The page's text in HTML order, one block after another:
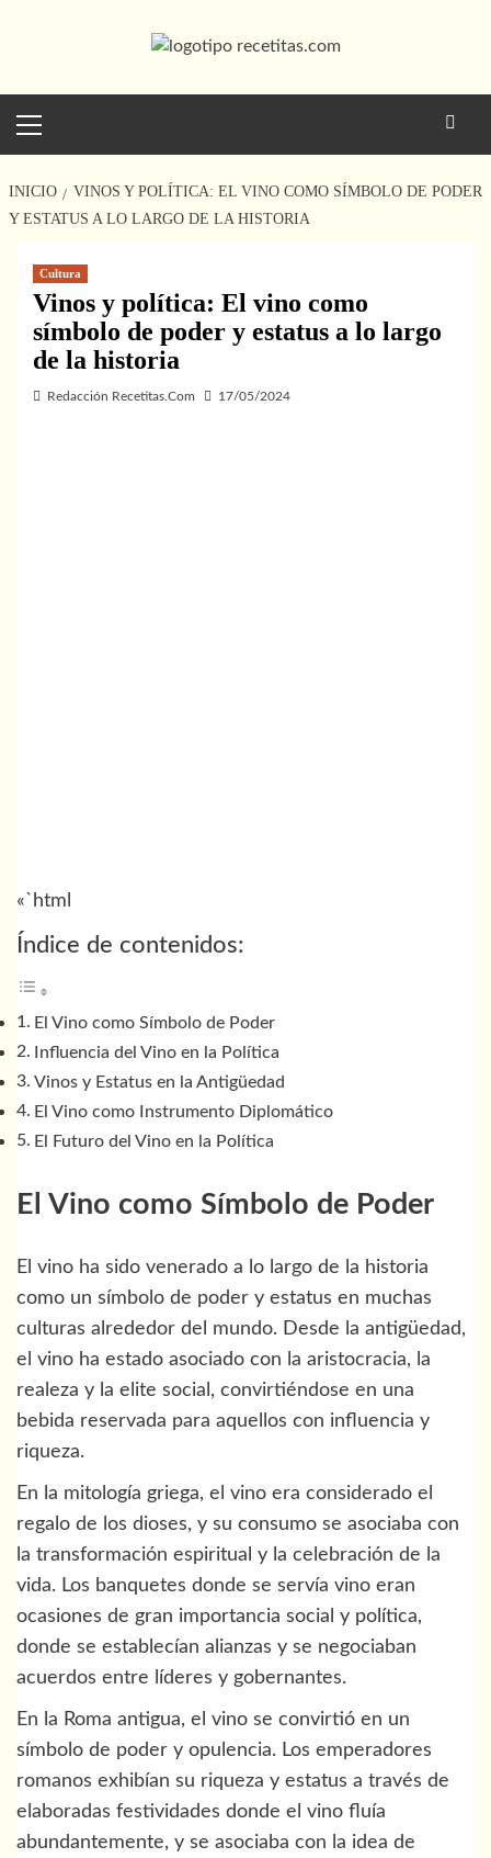
principal
INICIO
VINOS Y POLÍTICA: EL VINO COMO SÍMBOLO DE PODER
Y ESTATUS A LO LARGO DE LA HISTORIA
Cultura
Vinos y política: El vino como
símbolo de poder y estatus a lo largo
de la historia
Redacción Recetitas.Com 17/05/2024
«`html
Índice de contenidos:
El Vino como Símbolo de Poder
Influencia del Vino en la Política
Vinos y Estatus en la Antigüedad
El Vino como Instrumento Diplomático
El Futuro del Vino en la Política
El Vino como Símbolo de Poder
El vino ha sido venerado a lo largo de la historia
como un símbolo de poder y estatus en muchas
culturas alrededor del mundo. Desde la antigüedad,
el vino ha estado asociado con la aristocracia, la
realeza y la elite social, convirtiéndose en una
bebida reservada para aquellos con influencia y
riqueza.
En la mitología griega, el vino era considerado el
regalo de los dioses, y su consumo se asociaba con
la transformación espiritual y la celebración de la
vida. Los banquetes donde se servía vino eran
ocasiones de gran importancia social y política,
donde se establecían alianzas y se negociaban
acuerdos entre líderes y gobernantes.
En la Roma antigua, el vino se convirtió en un
símbolo de poder y opulencia. Los emperadores
romanos exhibían su riqueza y estatus a través de
elaboradas festividades donde el vino fluía
abundantemente, y se asociaba con la idea de